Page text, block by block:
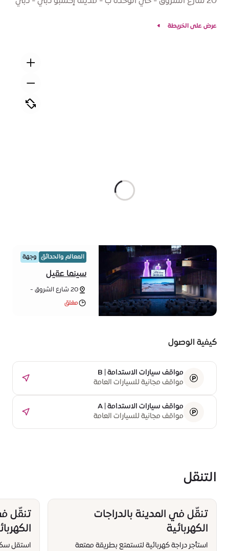
عرض على الخريطة
المعالم والحدائق وجهة
سينما عقيل
20 شارع الشروق -
حي الوحدة ب - مدينة
إكسبو دبي - دبي
مغلق
كيفية الوصول
مواقف سيارات الاستدامة | B
مواقف مجانية للسيارات العامة
مواقف سيارات الاستدامة | A
مواقف مجانية للسيارات العامة
التنقل
تنقّل في المدينة بالدراجات
الكهربائية
استأجر دراجة كهربائية لتستمتع بطريقة ممتعة
تنقّل
استقل